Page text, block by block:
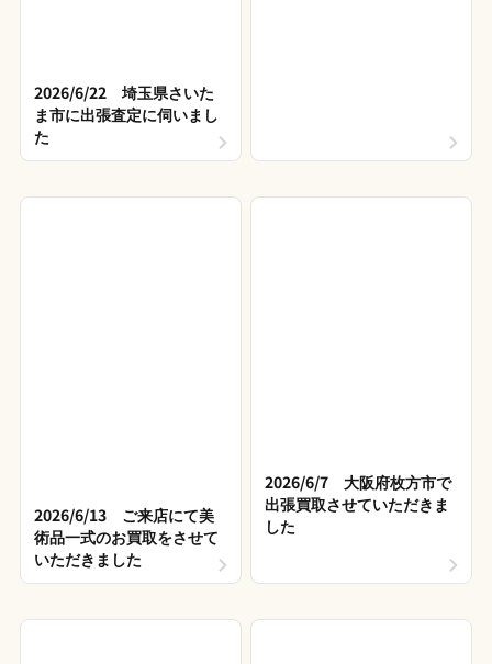
2026/6/22 埼玉県さいた
ま市に出張査定に伺いまし
た
2026/6/13 ご来店にて美
術品一式のお買取をさせて
いただきました
2026/6/7 大阪府枚方市で
出張買取させていただきま
した